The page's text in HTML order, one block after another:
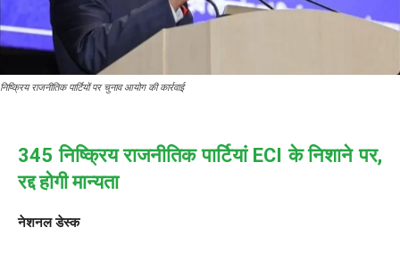
निष्क्रिय राजनीतिक पार्टियों पर चुनाव आयोग की कार्रवाई
345 निष्क्रिय राजनीतिक पार्टियां ECI के निशाने पर,
रद्द होगी मान्यता
नेशनल डेस्क